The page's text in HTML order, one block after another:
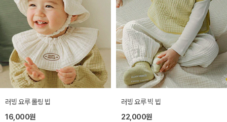
러빙 요루 롤링 빕
16,000원
러빙 요루 빅 빕
22,000원